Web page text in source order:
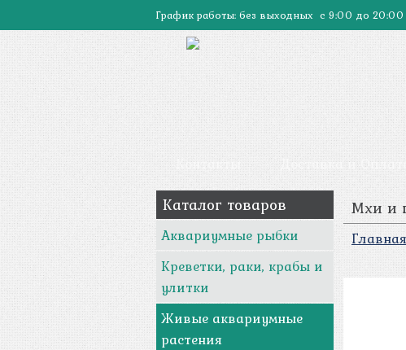
График работы: без выходных с 9:00 до 20:00
Контакты Доставка и
Каталог товаров
Аквариумные рыбки
Креветки, раки, крабы и
улитки
Живые аквариумные
растения
Мхи и
Главная